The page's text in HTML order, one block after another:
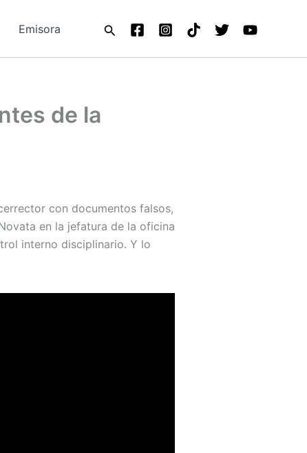
Emisora Buscar
de la
con documentos falsos,
en la jefatura de la oficina
interno disciplinario. Y lo